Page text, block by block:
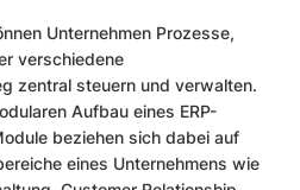
Unternehmen Prozesse,
verschiedene
zentral steuern und verwalten.
Aufbau eines ERP-
beziehen sich dabei auf
eines Unternehmens wie